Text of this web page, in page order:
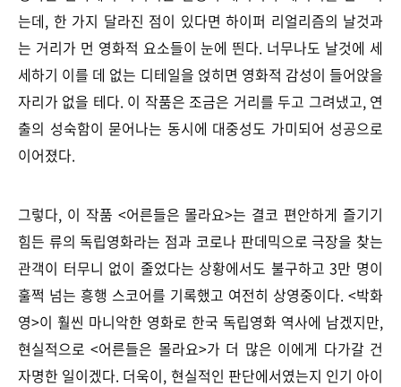
는데, 한 가지 달라진 점이 있다면 하이퍼 리얼리즘의 날것과
는 거리가 먼 영화적 요소들이 눈에 띈다. 너무나도 날것에 세
세하기 이를 데 없는 디테일을 얹히면 영화적 감성이 들어앉을
자리가 없을 테다. 이 작품은 조금은 거리를 두고 그려냈고, 연
출의 성숙함이 묻어나는 동시에 대중성도 가미되어 성공으로
이어졌다.
그렇다, 이 작품 <어른들은 몰라요>는 결코 편안하게 즐기기
힘든 류의 독립영화라는 점과 코로나 판데믹으로 극장을 찾는
관객이 터무니 없이 줄었다는 상황에서도 불구하고 3만 명이
훌쩍 넘는 흥행 스코어를 기록했고 여전히 상영중이다. <박화
영>이 훨씬 마니악한 영화로 한국 독립영화 역사에 남겠지만,
현실적으로 <어른들은 몰라요>가 더 많은 이에게 다가갈 건
자명한 일이겠다. 더욱이, 현실적인 판단에서였는지 인기 아이